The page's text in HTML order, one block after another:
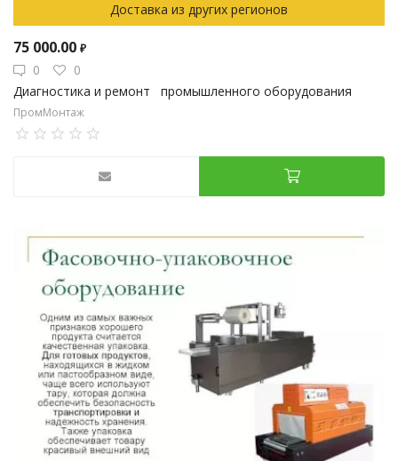
Доставка из других регионов
75 000.00 ₽
0
0
Диагностика и ремонт промышленного оборудования
ПромМонтаж